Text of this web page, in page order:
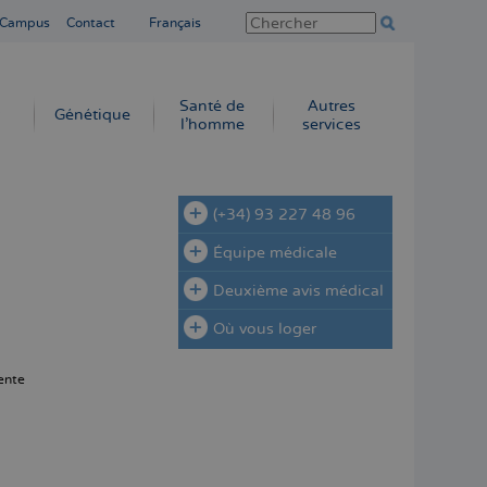
Contact Français
Génétique
Santé de
l’homme
Autres
services
(+34) 93 227 48 96
Équipe médicale
Deuxième avis médical
Où vous loger